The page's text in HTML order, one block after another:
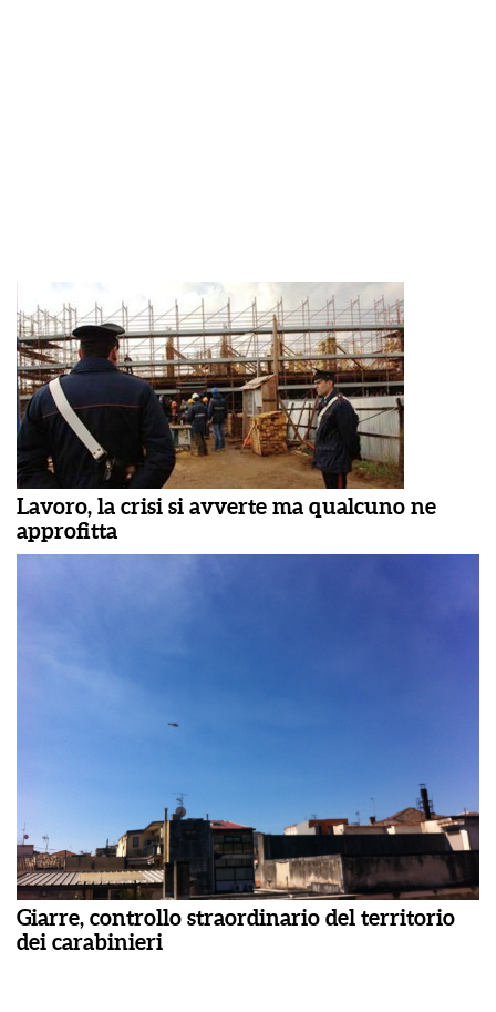
Lavoro, la crisi si avverte ma qualcuno ne
approfitta
Giarre, controllo straordinario del territorio
dei carabinieri